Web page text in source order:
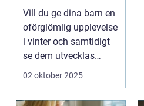
för små blivande
skidåkare
Vill du ge dina barn en
oförglömlig upplevelse
i vinter och samtidigt
se dem utvecklas
p&a...
02 oktober 2025